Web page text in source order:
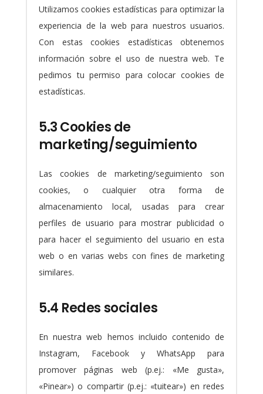
Utilizamos cookies estadísticas para optimizar la
experiencia de la web para nuestros usuarios.
Con estas cookies estadísticas obtenemos
información sobre el uso de nuestra web. Te
pedimos tu permiso para colocar cookies de
estadísticas.
5.3 Cookies de
marketing/seguimiento
Las cookies de marketing/seguimiento son
cookies, o cualquier otra forma de
almacenamiento local, usadas para crear
perfiles de usuario para mostrar publicidad o
para hacer el seguimiento del usuario en esta
web o en varias webs con fines de marketing
similares.
5.4 Redes sociales
En nuestra web hemos incluido contenido de
Instagram, Facebook y WhatsApp para
promover páginas web (p.ej.: «Me gusta»,
«Pinear») o compartir (p.ej.: «tuitear») en redes